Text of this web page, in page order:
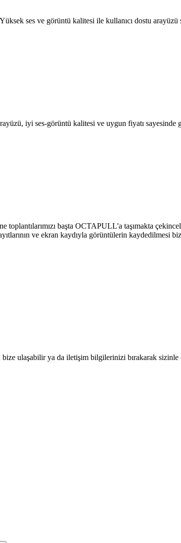
ses ve görüntü kalitesi ile kullanıcı dostu
iyi ses-görüntü kalitesi ve uygun fiyatı
başta OCTAPULL'a taşımakta
ve ekran kaydıyla görüntülerin kaydedilmesi
ulaşabilir ya da iletişim bilgilerinizi bırakarak